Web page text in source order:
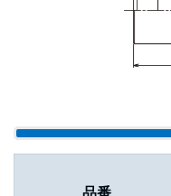
品番